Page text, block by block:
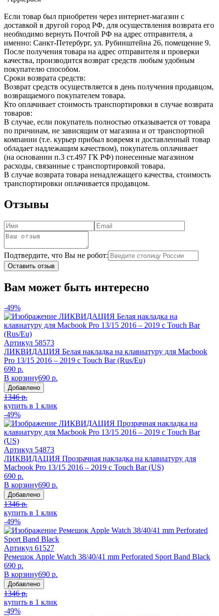
Если товар был приобретен через интернет-магазин с
доставкой в другой город РФ, для осуществления возврата его
необходимо вернуть Почтой РФ на адрес отправителя, а
именно: Санкт-Петербург, ул. Рубинштейна 26, помещение 9.
После получения товара на адрес отправителя и проверки
качества, производится возврат средств любым удобным
покупателю способом.
Сроки возврата средств:
Возврат средств осуществляется в день получения продавцом,
возвращаемого покупателем товара.
Кто оплачивает стоимость транспортировки в случае возврата
товаров:
В случае, если покупатель полностью отказывается от товара
по причинам, не зависящим от магазина и от транспортной
компании (т.е. курьер прибыл вовремя и доставленный товар
обладает надлежащим качеством), покупатель оплачивает
(на основании п.3 ст.497 ГК РФ) понесенные магазином
расходы, связанные с транспортировкой товара.
В случае возврата товара ненадлежащего качества, стоимость
транспортировки оплачивается продавцом.
Отзывы
Подтвердите, что Вы не робот:
Оставить отзыв
Вам может быть интересно
-49%
Артикул 58573
ЛИКВИДАЦИЯ Белая накладка на клавиатуру для Macbook
Pro 13/15 2016 – 2019 с Touch Bar (Rus/Eu)
690 р.
В корзину690 р.
Добавлено
1346 р.
купить в 1 клик
-49%
Артикул 54873
ЛИКВИДАЦИЯ Прозрачная накладка на клавиатуру для
Macbook Pro 13/15 2016 – 2019 с Touch Bar (US)
690 р.
В корзину690 р.
Добавлено
1346 р.
купить в 1 клик
-49%
Артикул 61527
Ремешок Apple Watch 38/40/41 mm Perforated Sport Band Black
690 р.
В корзину690 р.
Добавлено
1346 р.
купить в 1 клик
-49%